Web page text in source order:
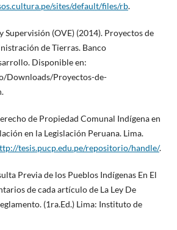
sites/default/files/rb.
Supervisión (OVE) (2014). Proyectos de
de Tierras. Banco
Disponible en:
Downloads/Proyectos-de-
de Propiedad Comunal Indígena en
en la Legislación Peruana. Lima.
tesis.pucp.edu.pe/repositorio/handle/.
Previa de los Pueblos Indígenas En El
de cada artículo de La Ley De
(1ra.Ed.) Lima: Instituto de